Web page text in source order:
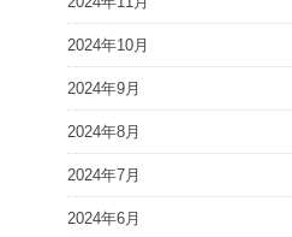
2024年10月
2024年9月
2024年8月
2024年7月
2024年6月